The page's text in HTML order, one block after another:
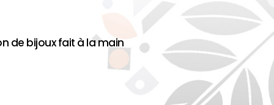
de bijoux fait à la main